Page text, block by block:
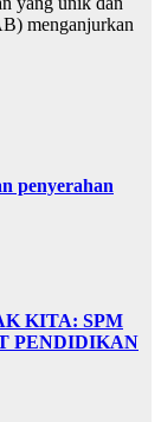
menganjurkan
penyerahan
KITA: SPM
PENDIDIKAN